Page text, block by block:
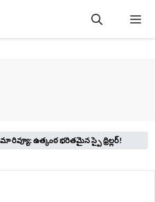
రివ్యూ: ఉత్కంఠ భరితమైన స్పై థ్రిల్లర్!